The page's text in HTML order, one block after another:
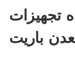
تجهیزات
باریت